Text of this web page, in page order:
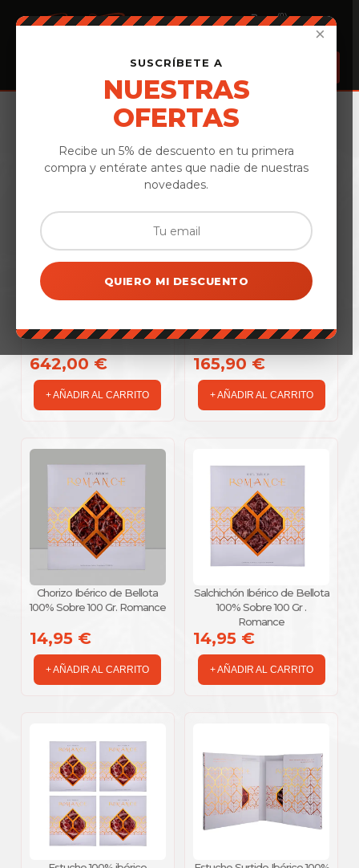
×
SUSCRÍBETE A
NUESTRAS
OFERTAS
Recibe un 5% de descuento en tu primera
compra y entérate antes que nadie de nuestras
novedades.
QUIERO MI DESCUENTO
(0)
100%. Romance
642,00 €
+ AÑADIR AL CARRITO
165,90 €
+ AÑADIR AL CARRITO
Chorizo Ibérico de Bellota
100% Sobre 100 Gr. Romance
14,95 €
+ AÑADIR AL CARRITO
Salchichón Ibérico de Bellota
100% Sobre 100 Gr .
Romance
14,95 €
+ AÑADIR AL CARRITO